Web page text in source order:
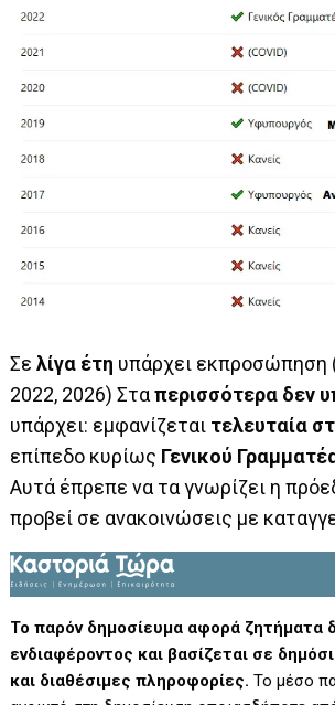
Σελίγα έτη υπάρχει εκπροσώπηση
2022, 2026) Σταπερισσότερα δεν
υπάρχει: εμφανίζεται τελευταία
επίπεδο κυρίως Γενικού
Αυτά έπρεπε να τα γνωρίζει η
προβεί σε ανακοινώσεις με
Το παρόν δημοσίευμα αφορά ζητήματα
ενδιαφέροντος και βασίζεται σε
και διαθέσιμες πληροφορίες. Το μέσο